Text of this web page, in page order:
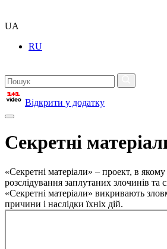
UA
RU
Відкрити у додатку
Секретні
«Секретні матеріали» – проект, в якому
розслідування заплутаних злочинів та
«Секретні матеріали» викривають
причини і наслідки їхніх дій.